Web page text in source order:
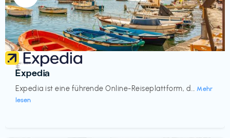
Reisen
Expedia
Expedia ist eine führende Online-Reiseplattform, d... Mehr
lesen
€‎